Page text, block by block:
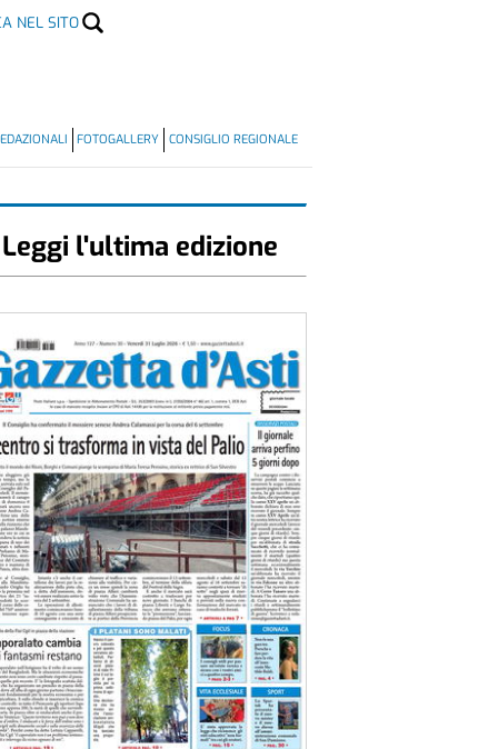
NEL SITO
FOTOGALLERY CONSIGLIO REGIONALE
Leggi l'ultima edizione